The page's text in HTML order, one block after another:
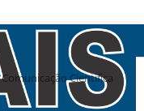
Comunicação Cientifica